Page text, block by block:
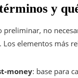
y
preliminar, no
elementos más
money: base para